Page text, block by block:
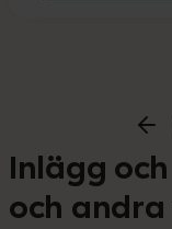
Inlägg
och